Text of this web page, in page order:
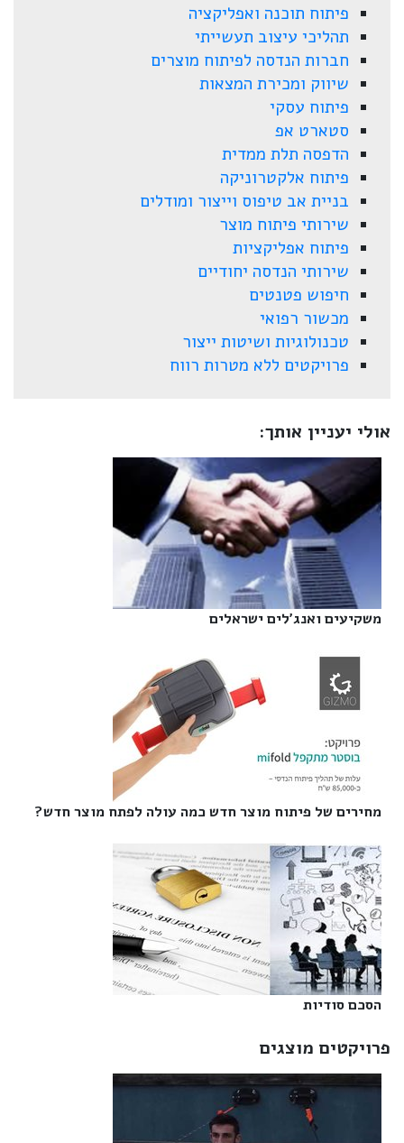
פיתוח תוכנה ואפליקציה
תהליכי עיצוב תעשייתי
חברות הנדסה לפיתוח מוצרים
שיווק ומכירת המצאות
פיתוח עסקי
סטארט אפ
הדפסה תלת ממדית
פיתוח אלקטרוניקה
בניית אב טיפוס וייצור ומודלים
שירותי פיתוח מוצר
פיתוח אפליקציות
שירותי הנדסה יחודיים
חיפוש פטנטים
מכשור רפואי
טכנולוגיות ושיטות ייצור
פרויקטים ללא מטרות רווח
אולי יעניין אותך:
משקיעים ואנג'לים ישראלים‎
מחירים של פיתוח מוצר חדש כמה עולה לפתח מוצר חדש?‎
הסכם סודיות‎
פרויקטים מוצגים